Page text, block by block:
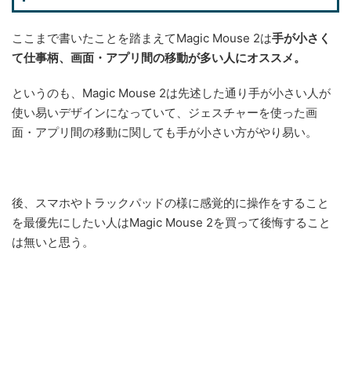
ここまで書いたことを踏まえてMagic Mouse 2は手が小さく
て仕事柄、画面・アプリ間の移動が多い人にオススメ。
というのも、Magic Mouse 2は先述した通り手が小さい人が
使い易いデザインになっていて、ジェスチャーを使った画
面・アプリ間の移動に関しても手が小さい方がやり易い。
後、スマホやトラックパッドの様に感覚的に操作をすること
を最優先にしたい人はMagic Mouse 2を買って後悔すること
は無いと思う。